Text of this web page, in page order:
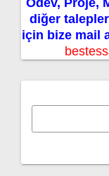
Ödev, Proje,
diğer
için bize mail